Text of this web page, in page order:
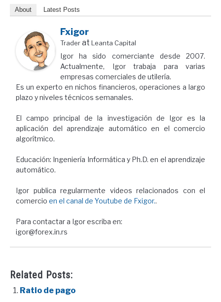
About Latest Posts
Fxigor
Traderat Leanta Capital
Igor ha sido comerciante desde 2007.
Actualmente, Igor trabaja para varias
empresas comerciales de utilería.
Es un experto en nichos financieros, operaciones a largo
plazo y niveles técnicos semanales.
El campo principal de la investigación de Igor es la
aplicación del aprendizaje automático en el comercio
algorítmico.
Educación: Ingeniería Informática y Ph.D. en el aprendizaje
automático.
Igor publica regularmente videos relacionados con el
comercio en el canal de Youtube de Fxigor..
Para contactar a Igor escriba en:
igor@forex.in.rs
Related Posts:
Ratio de pago